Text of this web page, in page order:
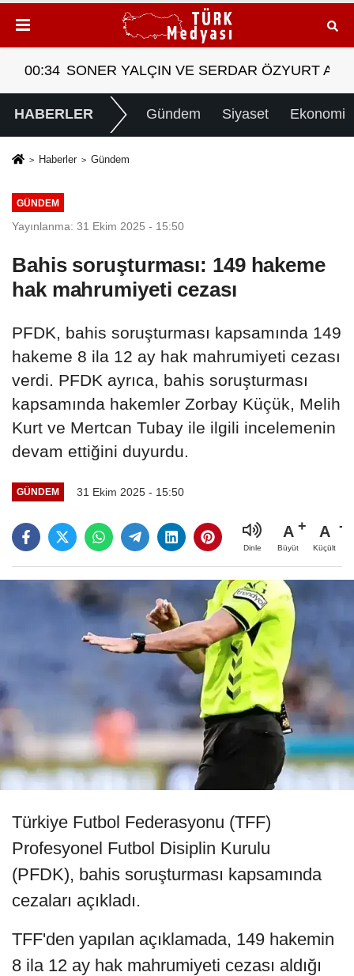
ARASINDA YEMEK MASASI MI PR ANLAŞMASI
08:28 Tasarruf finansman şirketlerine sınırlama
HABERLER Gündem Siyaset Ekonomi
Haberler Gündem
GÜNDEM
Yayınlanma: 31 Ekim 2025 - 15:50
Bahis soruşturması: 149 hakeme
hak mahrumiyeti cezası
PFDK, bahis soruşturması kapsamında 149
hakeme 8 ila 12 ay hak mahrumiyeti cezası
verdi. PFDK ayrıca, bahis soruşturması
kapsamında hakemler Zorbay Küçük, Melih
Kurt ve Mertcan Tubay ile ilgili incelemenin
devam ettiğini duyurdu.
GÜNDEM 31 Ekim 2025 - 15:50
Dinle
A
Büyüt
A
Küçült
Türkiye Futbol Federasyonu (TFF)
Profesyonel Futbol Disiplin Kurulu
(PFDK), bahis soruşturması kapsamında
cezaları açıkladı.
TFF'den yapılan açıklamada, 149 hakemin
8 ila 12 ay hak mahrumiyeti cezası aldığı